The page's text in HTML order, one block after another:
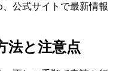
公式サイトで最新情報
法と注意点